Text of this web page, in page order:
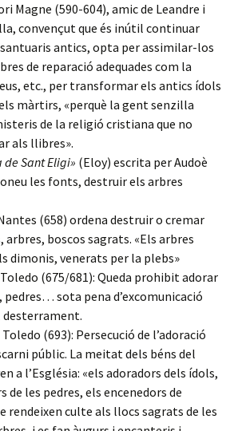
Magne (590-604), amic de Leandre i
convençut que és inútil continuar
antics, opta per assimilar-los
de reparació adequades com la
etc., per transformar els antics ídols
màrtirs, «perquè la gent senzilla
de la religió cristiana que no
als llibres».
de Sant Eligi» (Eloy) escrita per Audoè
les fonts, destruir els arbres
(658) ordena destruir o cremar
arbres, boscos sagrats. «Els arbres
dimonis, venerats per la plebs»
(675/681): Queda prohibit adorar
sota pena d’excomunicació
desterrament.
(693): Persecució de l’adoració
públic. La meitat dels béns del
a l’Església: «els adoradors dels ídols,
de les pedres, els encenedors de
rendeixen culte als llocs sagrats de les